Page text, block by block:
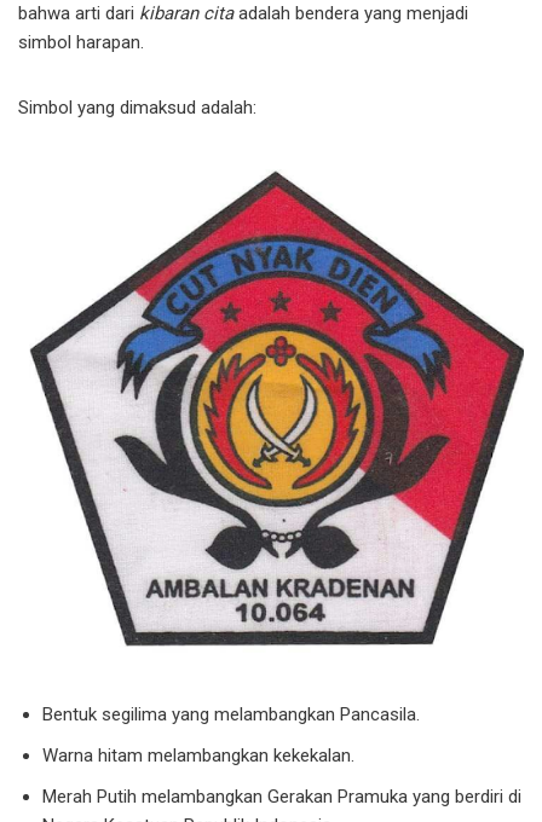
bahwa arti dari kibaran citaadalah bendera yang menjadi
simbol harapan.
Simbol yang dimaksud adalah:
Bentuk segilima yang melambangkan Pancasila.
Warna hitam melambangkan kekekalan.
Merah Putih melambangkan Gerakan Pramuka yang berdiri di